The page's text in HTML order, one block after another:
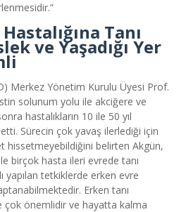
Tanı
ve Yaşadığı Yer
Merkez Yönetim Kurulu Üyesi Prof.
solunum yolu ile akciğere ve
hastalıkların 10 ile 50 yıl
Sürecin çok yavaş ilerlediği için
hissetmeyebildiğini belirten Akgün,
birçok hasta ileri evrede tanı
yapılan tetkiklerde erken evre
Erken tanı
önemlidir ve hayatta kalma